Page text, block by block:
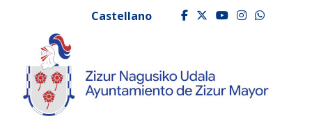
Ayuntamiento de
Castellano facebook
twitter
youtube